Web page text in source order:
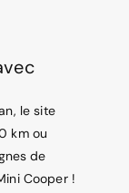
le site
km ou
de
Cooper !